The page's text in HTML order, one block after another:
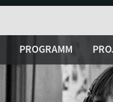
PROGRAMM